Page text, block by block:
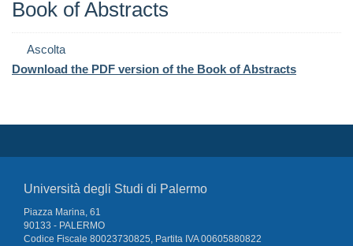
Book of Abstracts
Ascolta
Download the PDF version of the Book of Abstracts
Università degli Studi di Palermo
Piazza Marina, 61
90133 - PALERMO
Codice Fiscale 80023730825, Partita IVA 00605880822